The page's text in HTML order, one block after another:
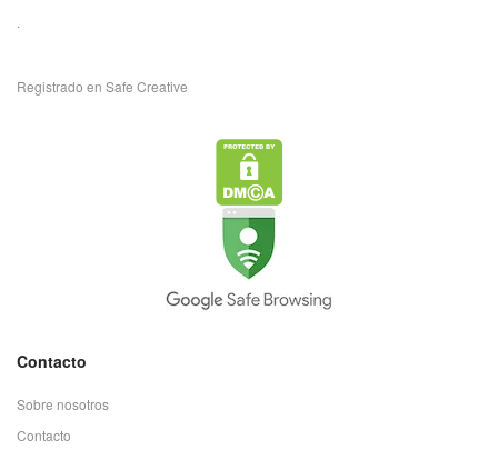
.
Registrado en Safe Creative
Contacto
Sobre nosotros
Contacto